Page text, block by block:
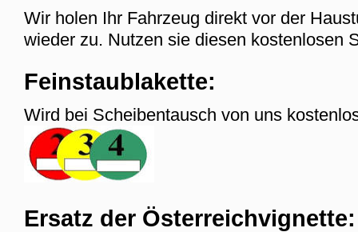
Wir holen Ihr Fahrzeug direkt vor der
wieder zu. Nutzen sie diesen kostenlosen
Feinstaublakette:
Wird bei Scheibentausch von uns
Ersatz der Österreichvignette: